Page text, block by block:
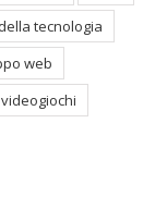
tecnologia
web
videogiochi